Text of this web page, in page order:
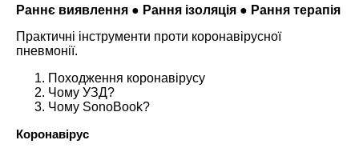
Раннє виявлення ● Рання ізоляція ● Рання терапія
Практичні інструменти проти коронавірусної
пневмонії.
Походження коронавірусу
Чому УЗД?
Чому SonoBook?
Коронавірус